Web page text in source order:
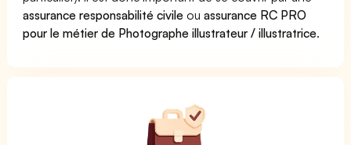
assurance responsabilité civile ouassurance RC PRO
pour le métier de Photographe illustrateur / illustratrice.